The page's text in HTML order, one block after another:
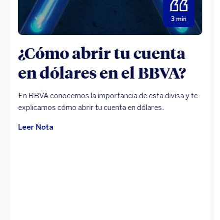
3 min
¿Cómo abrir tu cuenta
en dólares en el BBVA?
En BBVA conocemos la importancia de esta divisa y te
explicamos cómo abrir tu cuenta en dólares.
Leer Nota